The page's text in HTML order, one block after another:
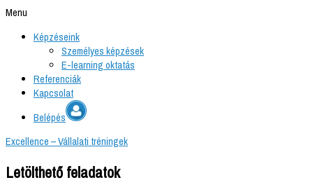
Menu
Képzéseink
Személyes képzések
E-learning oktatás
Referenciák
Kapcsolat
Belépés
Excellence – Vállalati tréningek
Letölthető feladatok